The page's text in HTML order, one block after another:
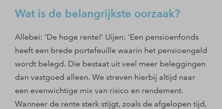
Wat is de belangrijkste oorzaak?
Allebei: ‘De hoge rente!’ Uijen: ‘Een pensioenfonds
heeft een brede portefeuille waarin het pensioengeld
wordt belegd. Die bestaat uit veel meer beleggingen
dan vastgoed alleen. We streven hierbij altijd naar
een evenwichtige mix van risico en rendement.
Wanneer de rente sterk stijgt, zoals de afgelopen tijd,